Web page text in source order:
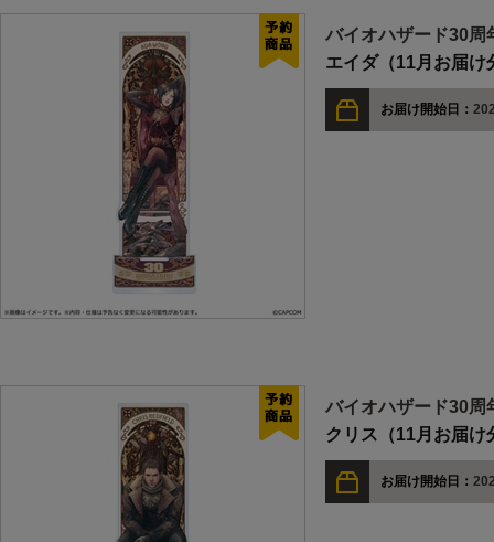
バイオハザード30
エイダ（11月お届け
お届け開始日：
バイオハザード30
クリス（11月お届け
お届け開始日：